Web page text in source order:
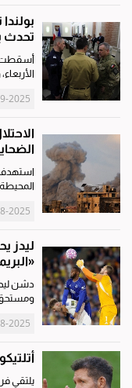
تحدث
أسقطت
| 14:15
وكانت
| 13:40
ليدز
دشن ليدز
2025
يلتقي